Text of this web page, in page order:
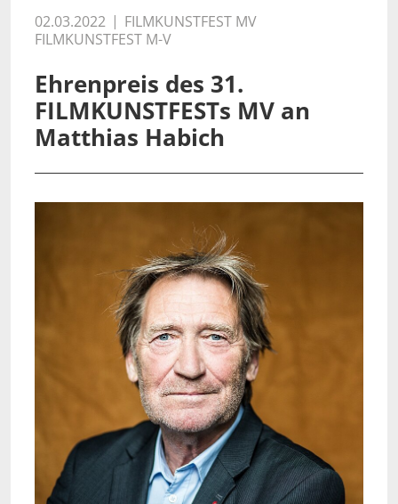
02.03.2022
FILMKUNSTFEST MV
FILMKUNSTFEST M-V
Ehrenpreis des 31.
FILMKUNSTFESTs MV an
Matthias Habich